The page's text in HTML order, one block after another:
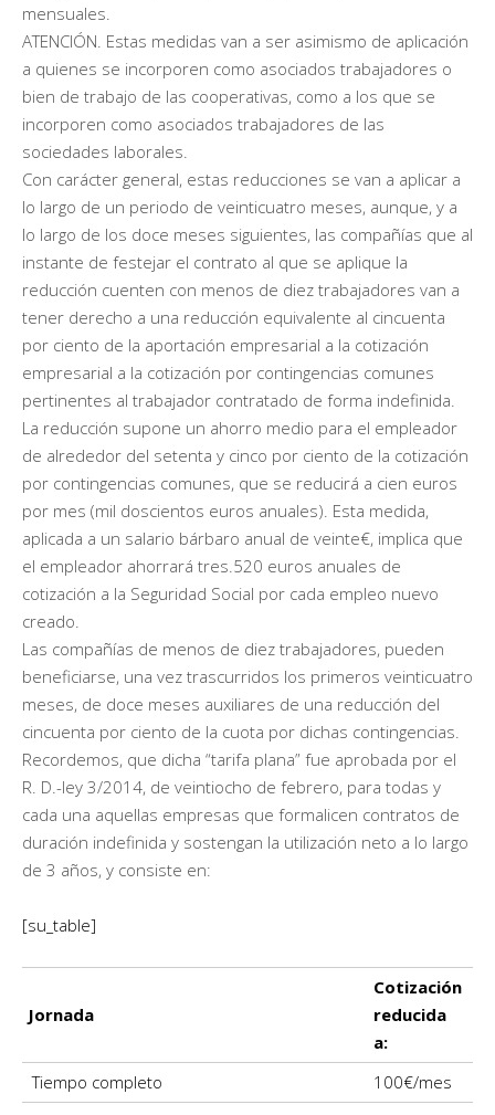
mensuales.
ATENCIÓN. Estas medidas van a ser asimismo de aplicación
a quienes se incorporen como asociados trabajadores o
bien de trabajo de las cooperativas, como a los que se
incorporen como asociados trabajadores de las
sociedades laborales.
Con carácter general, estas reducciones se van a aplicar a
lo largo de un periodo de veinticuatro meses, aunque, y a
lo largo de los doce meses siguientes, las compañías que al
instante de festejar el contrato al que se aplique la
reducción cuenten con menos de diez trabajadores van a
tener derecho a una reducción equivalente al cincuenta
por ciento de la aportación empresarial a la cotización
empresarial a la cotización por contingencias comunes
pertinentes al trabajador contratado de forma indefinida.
La reducción supone un ahorro medio para el empleador
de alrededor del setenta y cinco por ciento de la cotización
por contingencias comunes, que se reducirá a cien euros
por mes (mil doscientos euros anuales). Esta medida,
aplicada a un salario bárbaro anual de veinte€, implica que
el empleador ahorrará tres.520 euros anuales de
cotización a la Seguridad Social por cada empleo nuevo
creado.
Las compañías de menos de diez trabajadores, pueden
beneficiarse, una vez trascurridos los primeros veinticuatro
meses, de doce meses auxiliares de una reducción del
cincuenta por ciento de la cuota por dichas contingencias.
Recordemos, que dicha “tarifa plana” fue aprobada por el
R. D.-ley 3/2014, de veintiocho de febrero, para todas y
cada una aquellas empresas que formalicen contratos de
duración indefinida y sostengan la utilización neto a lo largo
de 3 años, y consiste en:
[su_table]
Jornada
Cotización
reducida
a:
Tiempo completo
100€/mes